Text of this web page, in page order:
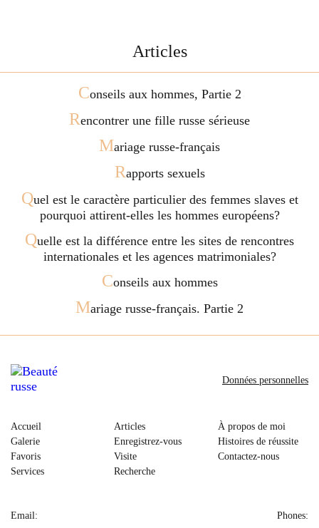
Articles
Conseils aux hommes, Partie 2
Rencontrer une fille russe sérieuse
Mariage russe-français
Rapports sexuels
Quel est le caractère particulier des femmes slaves et
pourquoi attirent-elles les hommes européens?
Quelle est la différence entre les sites de rencontres
internationales et les agences matrimoniales?
Conseils aux hommes
Mariage russe-français. Partie 2
Accueil
Galerie
Favoris
Services
Articles
Enregistrez-vous
Visite
Recherche
À propos de moi
Histoires de réussite
Contactez-nous
Données personnelles
Email: Phones: